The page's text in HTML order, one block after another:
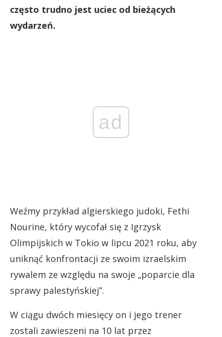
często trudno jest uciec od bieżących
wydarzeń.
ad
Weźmy przykład algierskiego judoki, Fethi
Nourine, który wycofał się z Igrzysk
Olimpijskich w Tokio w lipcu 2021 roku, aby
uniknąć konfrontacji ze swoim izraelskim
rywalem ze względu na swoje „poparcie dla
sprawy palestyńskiej”.
W ciągu dwóch miesięcy on i jego trener
zostali zawieszeni na 10 lat przez